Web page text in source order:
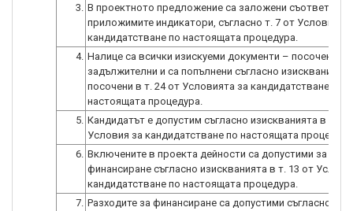
3. В проектното предложение са заложени съответно
приложимите индикатори, съгласно т. 7 от Условията
кандидатстване по настоящата процедура.
4. Налице са всички изискуеми документи – посочени
задължителни и са попълнени съгласно изискванията,
посочени в т. 24 от Условията за кандидатстване по
настоящата процедура.
5. Кандидатът е допустим съгласно изискванията в т. 11
Условия за кандидатстване по настоящата
6. Включените в проекта дейности са допустими за
финансиране съгласно изискванията в т. 13 от
кандидатстване по настоящата процедура.
7. Разходите за финансиране са допустими съгласно